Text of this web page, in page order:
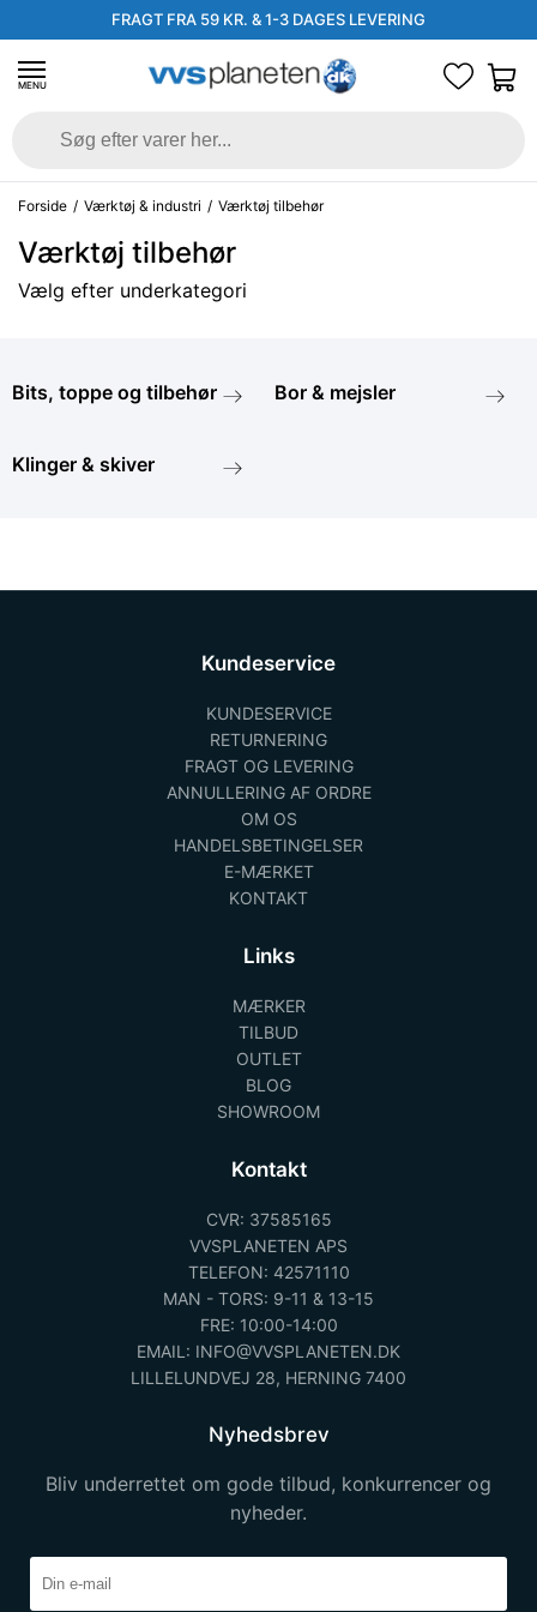
FRAGT FRA 59 KR. & 1-3 DAGES LEVERING
MENU
Forside / Værktøj & industri / Værktøj tilbehør
Værktøj tilbehør
Vælg efter underkategori
Bits, toppe og tilbehør Bor & mejsler
Klinger & skiver
Kundeservice
KUNDESERVICE
RETURNERING
FRAGT OG LEVERING
ANNULLERING AF ORDRE
OM OS
HANDELSBETINGELSER
E-MÆRKET
KONTAKT
Links
MÆRKER
TILBUD
OUTLET
BLOG
SHOWROOM
Kontakt
CVR: 37585165
VVSPLANETEN APS
TELEFON: 42571110
MAN - TORS: 9-11 & 13-15
FRE: 10:00-14:00
EMAIL: INFO@VVSPLANETEN.DK
LILLELUNDVEJ 28, HERNING 7400
Nyhedsbrev
Bliv underrettet om gode tilbud, konkurrencer og
nyheder.